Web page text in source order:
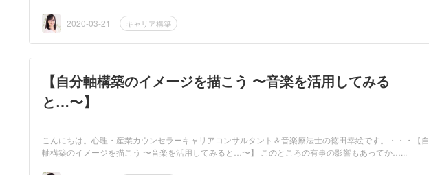
2020-03-21 キャリア構築
【自分軸構築のイメージを描こう 〜音楽を活用してみる
と…〜】
こんにちは。心理・産業カウンセラーキャリアコンサルタント＆音楽療法士の徳田幸絵です。・・・【
軸構築のイメージを描こう 〜音楽を活用してみると…〜】 このところの有事の影響もあってか…...